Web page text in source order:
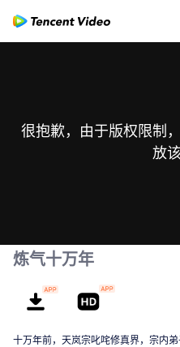
很抱歉，由于版权限制
放
炼气十万年
十万年前，天岚宗叱咤修真界，宗内